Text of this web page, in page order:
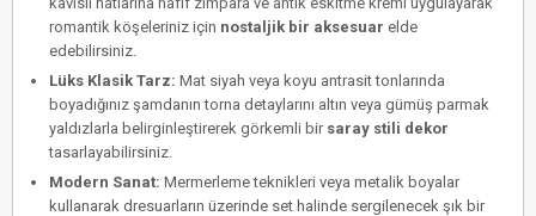
romantik köşeleriniz için nostaljik bir aksesuar elde
edebilirsiniz.
Lüks Klasik Tarz: Mat siyah veya koyu antrasit tonlarında
boyadığınız şamdanın torna detaylarını altın veya gümüş parmak
yaldızlarla belirginleştirerek görkemli bir saray stili dekor
tasarlayabilirsiniz.
Modern Sanat: Mermerleme teknikleri veya metalik boyalar
kullanarak dresuarların üzerinde set halinde sergilenecek şık bir